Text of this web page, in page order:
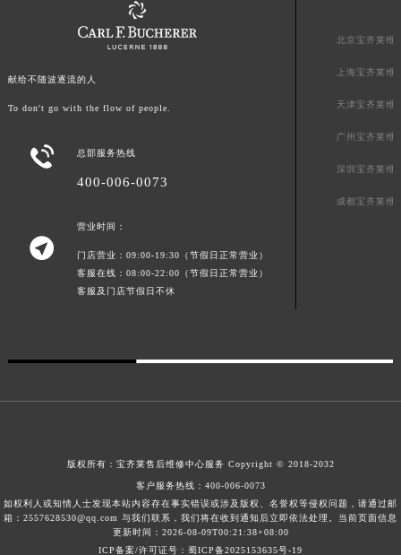
献给不随波逐流的人
To don't go with the flow of people.
 总部服务热线
400-006-0073

营业时间：
门店营业：09:00-19:30（节假日正常营业）
客服在线：08:00-22:00（节假日正常营业）
客服及门店节假日不休
北京宝齐莱维
上海宝齐莱维
天津宝齐莱维
广州宝齐莱维
深圳宝齐莱维
成都宝齐莱维
版权所有： 宝齐莱售后维修中心服务 Copyright © 2018-2032
客户服务热线： 400-006-0073
如权利人或知情人士发现本站内容存在事实错误或涉及版权、名誉权等侵权问题，请通过邮
箱：2557628530@qq.com 与我们联系，我们将在收到通知后立即依法处理。当前页面信息
更新时间：2026-08-09T00:21:38+08:00
ICP备案/许可证号：蜀ICP备2025153635号-19